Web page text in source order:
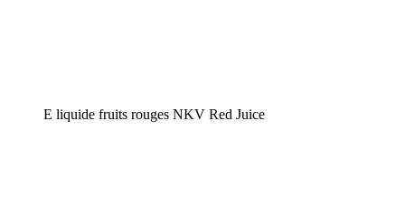
E liquide fruits rouges NKV Red Juice